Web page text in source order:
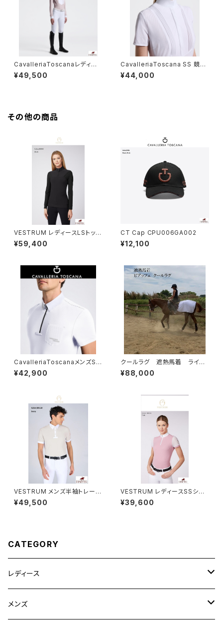
CavalleriaToscanaレディスL
Sシャツ CAD097 JF024
¥49,500
CavalleriaToscana SS 競技
用シャツ CAD098JF024
¥44,000
その他の商品
VESTRUM レディースLSトップ
ス W659860025
¥59,400
CT Cap CPU006GA002
¥12,100
CavalleriaToscanaメンズSS
シャツCAU254JE022
¥42,900
クールラグ 遮熱馬着 ライデ
ィングタイプ
¥88,000
VESTRUM メンズ半袖トレーニ
ングトップス M458360002
¥49,500
VESTRUM レディースSSシャ
ツ W462560002
¥39,600
CATEGORY
レディース
競技用ジャケット
メンズ